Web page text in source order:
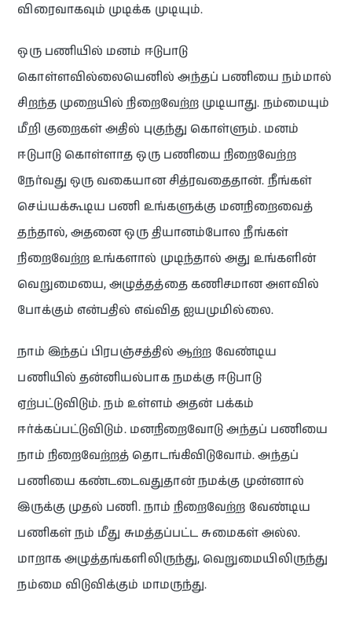
விரைவாகவும் முடிக்க முடியும்.
ஒரு பணியில் மனம் ஈடுபாடு
கொள்ளவில்லையெனில் அந்தப் பணியை நம்மால்
சிறந்த முறையில் நிறைவேற்ற முடியாது. நம்மையும்
மீறி குறைகள் அதில் புகுந்து கொள்ளும். மனம்
ஈடுபாடு கொள்ளாத ஒரு பணியை நிறைவேற்ற
நேர்வது ஒரு வகையான சித்ரவதைதான். நீங்கள்
செய்யக்கூடிய பணி உங்களுக்கு மனநிறைவைத்
தந்தால், அதனை ஒரு தியானம்போல நீங்கள்
நிறைவேற்ற உங்களால் முடிந்தால் அது உங்களின்
வெறுமையை, அழுத்தத்தை கணிசமான அளவில்
போக்கும் என்பதில் எவ்வித ஐயமுமில்லை.
நாம் இந்தப் பிரபஞ்சத்தில் ஆற்ற வேண்டிய
பணியில் தன்னியல்பாக நமக்கு ஈடுபாடு
ஏற்பட்டுவிடும். நம் உள்ளம் அதன் பக்கம்
ஈர்க்கப்பட்டுவிடும். மனநிறைவோடு அந்தப் பணியை
நாம் நிறைவேற்றத் தொடங்கிவிடுவோம். அந்தப்
பணியை கண்டடைவதுதான் நமக்கு முன்னால்
இருக்கு முதல் பணி. நாம் நிறைவேற்ற வேண்டிய
பணிகள் நம் மீது சுமத்தப்பட்ட சுமைகள் அல்ல.
மாறாக அழுத்தங்களிலிருந்து, வெறுமையிலிருந்து
நம்மை விடுவிக்கும் மாமருந்து.